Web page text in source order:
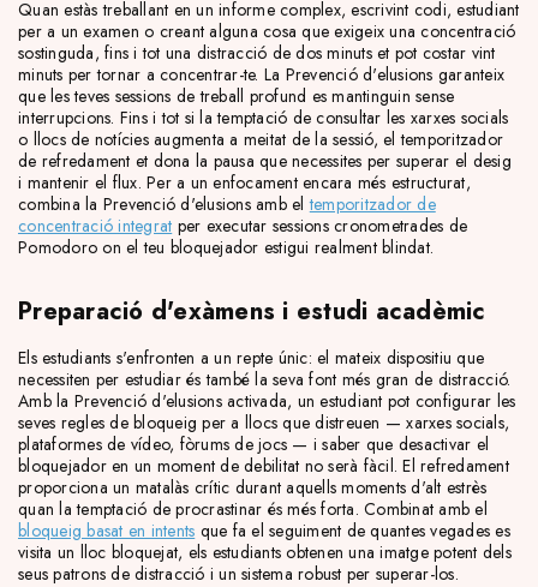
Quan estàs treballant en un informe complex, escrivint codi, estudiant
per a un examen o creant alguna cosa que exigeix una concentració
sostinguda, fins i tot una distracció de dos minuts et pot costar vint
minuts per tornar a concentrar-te. La Prevenció d'elusions garanteix
que les teves sessions de treball profund es mantinguin sense
interrupcions. Fins i tot si la temptació de consultar les xarxes socials
o llocs de notícies augmenta a meitat de la sessió, el temporitzador
de refredament et dona la pausa que necessites per superar el desig
i mantenir el flux. Per a un enfocament encara més estructurat,
combina la Prevenció d'elusions amb eltemporitzador de
concentració integrat per executar sessions cronometrades de
Pomodoro on el teu bloquejador estigui realment blindat.
Preparació d'exàmens i estudi acadèmic
Els estudiants s'enfronten a un repte únic: el mateix dispositiu que
necessiten per estudiar és també la seva font més gran de distracció.
Amb la Prevenció d'elusions activada, un estudiant pot configurar les
seves regles de bloqueig per a llocs que distreuen — xarxes socials,
plataformes de vídeo, fòrums de jocs — i saber que desactivar el
bloquejador en un moment de debilitat no serà fàcil. El refredament
proporciona un matalàs crític durant aquells moments d'alt estrès
quan la temptació de procrastinar és més forta. Combinat amb el
bloqueig basat en intents que fa el seguiment de quantes vegades es
visita un lloc bloquejat, els estudiants obtenen una imatge potent dels
seus patrons de distracció i un sistema robust per superar-los.